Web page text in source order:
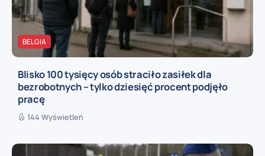
BELGIA
Blisko 100 tysięcy osób straciło zasiłek dla
bezrobotnych – tylko dziesięć procent podjęło
pracę
144 Wyświetleń